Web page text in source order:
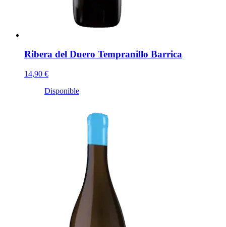
Ribera del Duero Tempranillo Barrica
14,90 €
Disponible